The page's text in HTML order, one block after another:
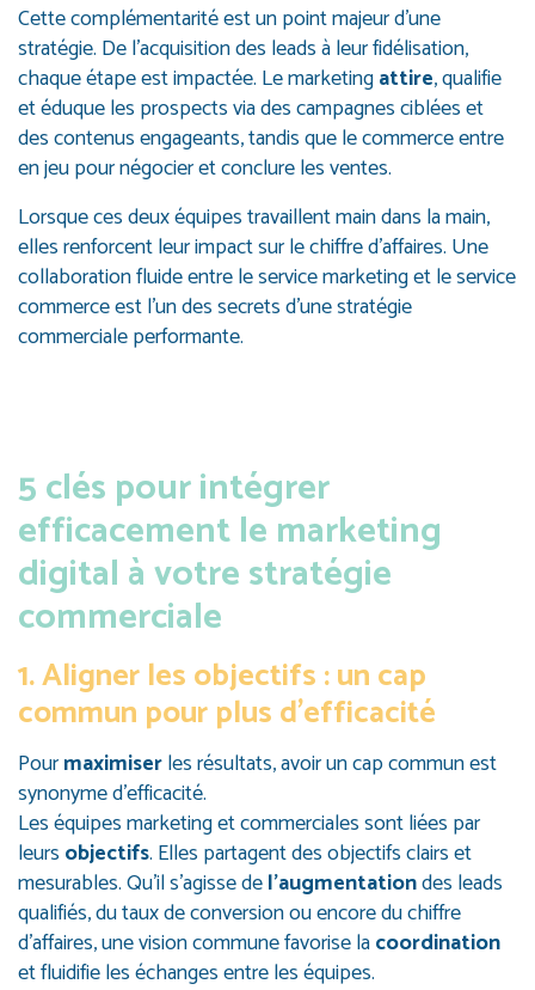
Cette complémentarité est un point majeur d’une
stratégie. De l’acquisition des leads à leur fidélisation,
chaque étape est impactée. Le marketingattire, qualifie
et éduque les prospects via des campagnes ciblées et
des contenus engageants, tandis que le commerce entre
en jeu pour négocier et conclure les ventes.
Lorsque ces deux équipes travaillent main dans la main,
elles renforcent leur impact sur le chiffre d’affaires. Une
collaboration fluide entre le service marketing et le service
commerce est l’un des secrets d’une stratégie
commerciale performante.
5 clés pour intégrer
efficacement le marketing
digital à votre stratégie
commerciale
1. Aligner les objectifs : un cap
commun pour plus d’efficacité
Pourmaximiserles résultats, avoir un cap commun est
synonyme d’efficacité.
Les équipes marketing et commerciales sont liées par
leurs objectifs. Elles partagent des objectifs clairs et
mesurables. Qu’il s’agisse del’augmentationdes leads
qualifiés, du taux de conversion ou encore du chiffre
d’affaires, une vision commune favorise lacoordination
et fluidifie les échanges entre les équipes.